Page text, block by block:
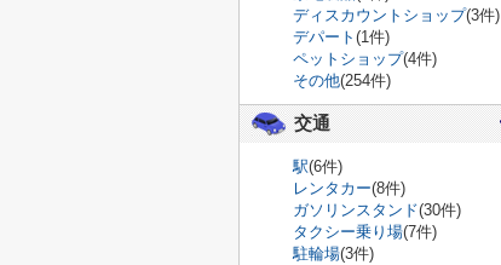
ディスカウントショップ(3件)
デパート (1件)
ペットショップ(4件)
その他(254件)
交通
駅(6件)
レンタカー(8件)
ガソリンスタンド(30件)
タクシー乗り場(7件)
駐輪場(3件)